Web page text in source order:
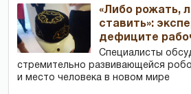
«Либо рожать,
ставить»:
дефиците
Специалисты
стремительно развивающейся
и место человека в новом мире